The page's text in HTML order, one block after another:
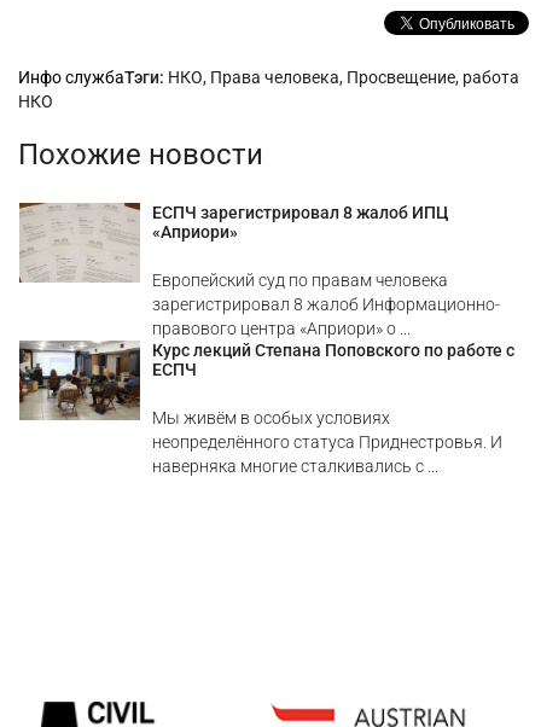
Рубрики
Инфо службаТэги: НКО, Права человека, Просвещение, работа
НКО
Похожие новости
ЕСПЧ зарегистрировал 8 жалоб ИПЦ
«Априори»
Европейский суд по правам человека
зарегистрировал 8 жалоб Информационно-
правового центра «Априори» о ...
Курс лекций Степана Поповского по работе с
ЕСПЧ
Мы живём в особых условиях
неопределённого статуса Приднестровья. И
наверняка многие сталкивались с ...